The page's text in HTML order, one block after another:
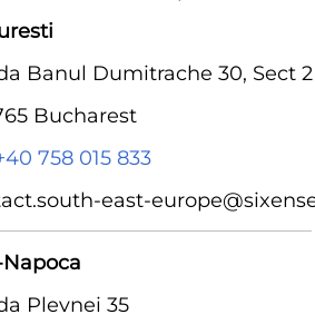
Banul Dumitrache 30, Sect 2
Bucharest
758 015 833
east-
Plevnei 35